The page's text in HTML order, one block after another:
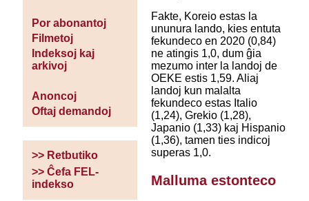
Por abonantoj
Filmetoj
Indeksoj kaj
arkivoj
Anoncoj
Oftaj demandoj
>> Retbutiko
>> Ĉefa FEL-
indekso
Fakte, Koreio estas la
ununura lando, kies entuta
fekundeco en 2020 (0,84)
ne atingis 1,0, dum ĝia
mezumo inter la landoj de
OEKE estis 1,59. Aliaj
landoj kun malalta
fekundeco estas Italio
(1,24), Grekio (1,28),
Japanio (1,33) kaj Hispanio
(1,36), tamen ties indicoj
superas 1,0.
Malluma estonteco